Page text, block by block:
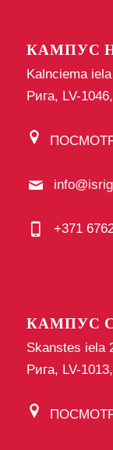
КАМПУС
Kalnciema
Рига, LV-
+371
КАМПУС
Skanstes iela
Рига, LV-